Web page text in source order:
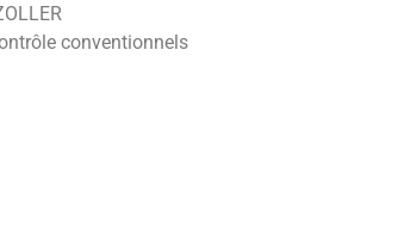
conventionnels